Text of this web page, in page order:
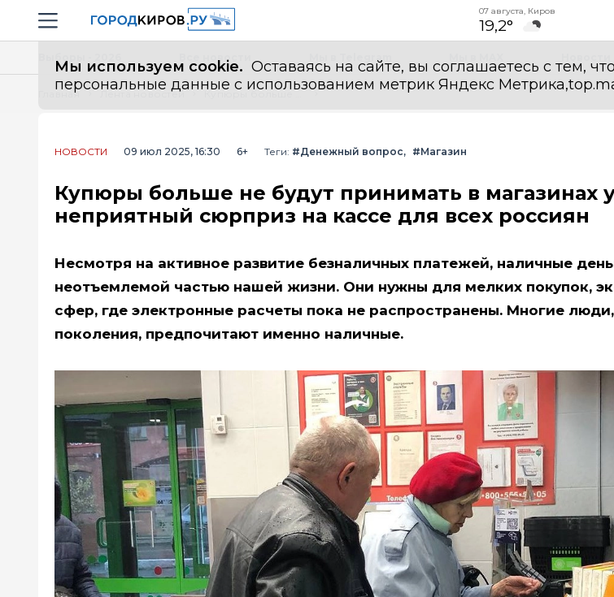
Навигация сайта
07 августа, Киров
19,2°
Мы используем cookie. Оставаясь на сайте, вы соглашаетесь с тем,
персональные данные с использованием метрик Яндекс
Все новости
Главная Лента новостей
НОВОСТИ 09 июл 2025, 16:30 6+ Теги: #Денежный вопрос #Магазин
Купюры больше не будут принимать в магазинах
неприятный сюрприз на кассе для всех россиян
Несмотря на активное развитие безналичных платежей, наличные
неотъемлемой частью нашей жизни. Они нужны для мелких покупок,
сфер, где электронные расчеты пока не распространены. Многие
поколения, предпочитают именно наличные.